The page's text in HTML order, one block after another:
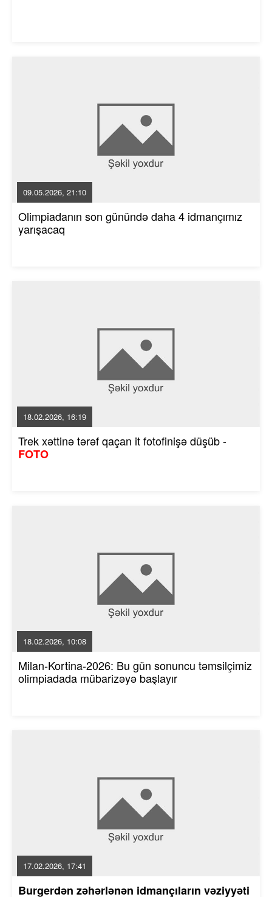
09.05.2026, 21:10
Olimpiadanın son günündə daha 4 idmançımız
yarışacaq
18.02.2026, 16:19
Trek xəttinə tərəf qaçan it fotofinişə düşüb -
FOTO
18.02.2026, 10:08
Milan-Kortina-2026: Bu gün sonuncu təmsilçimiz
olimpiadada mübarizəyə başlayır
17.02.2026, 17:41
Burgerdən zəhərlənən idmançıların vəziyyəti